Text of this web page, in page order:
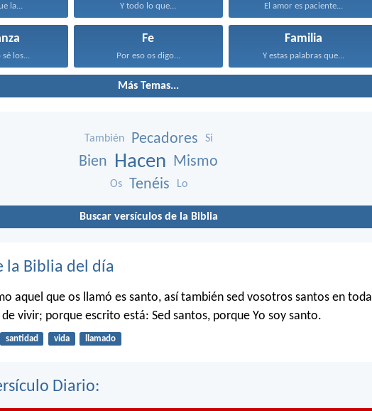
la... Y todo lo que... El amor es paciente...
los...
Fe
Por eso os digo...
Familia
Y estas palabras que...
Más Temas...
También Pecadores Si
Bien Hacen Mismo
Os Tenéis Lo
Buscar versículos de la Biblia
la Biblia del día
aquel que os llamó es santo, así también sed vosotros santos en toda
vivir; porque escrito está: Sed santos, porque Yo soy santo.
santidad vida llamado
Diario: